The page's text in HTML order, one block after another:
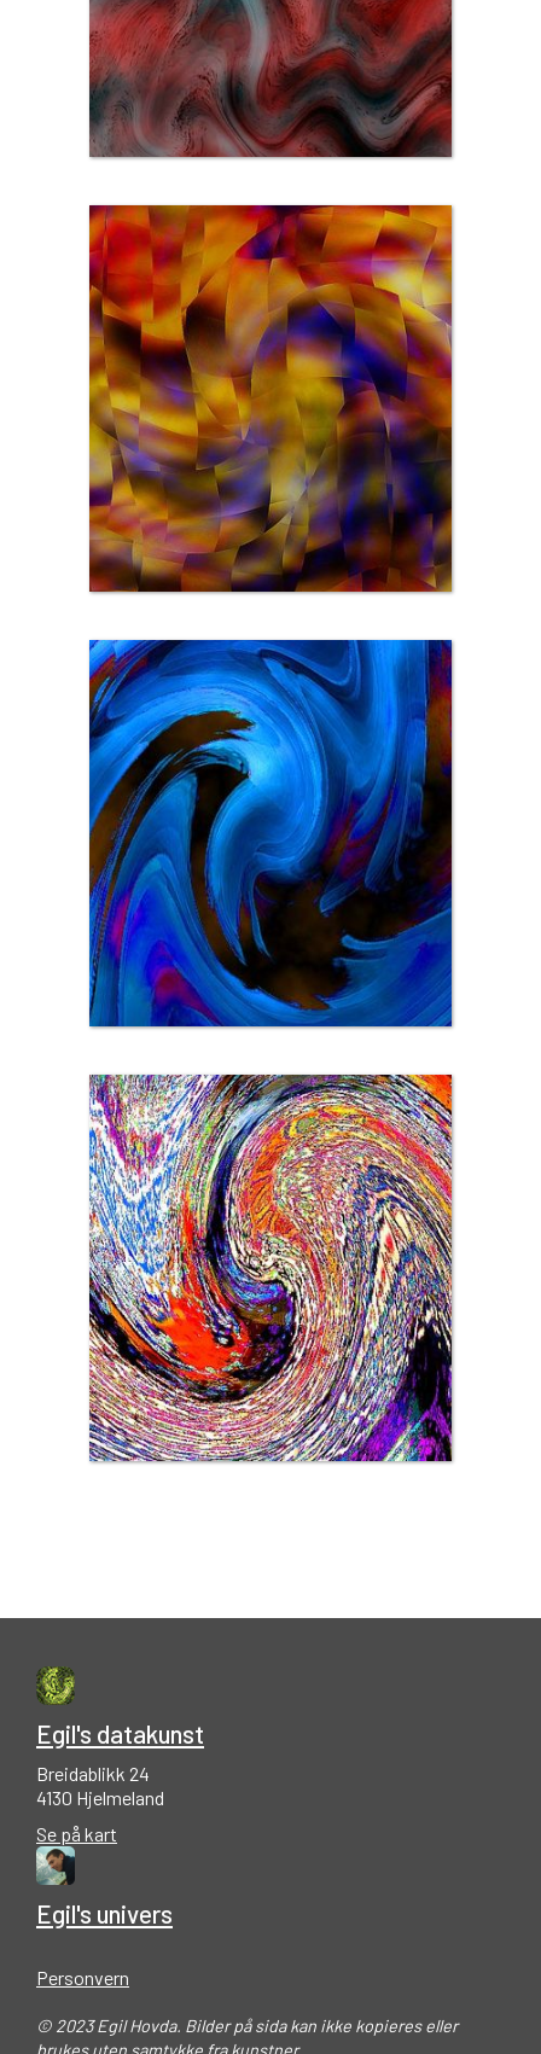
Egil's datakunst
Breidablikk 24
4130 Hjelmeland
Se på kart
Egil's univers
Personvern
© 2023 Egil Hovda. Bilder på sida kan ikke kopieres eller
brukes uten samtykke fra kunstner.